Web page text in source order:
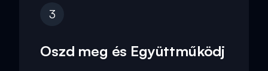
3
Oszd meg és Együttműködj